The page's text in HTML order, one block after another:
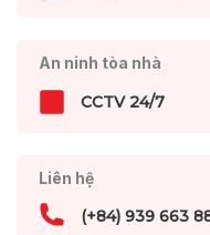
An ninh tòa nhà
CCTV 24/7
Liên hệ
(+84) 939 663